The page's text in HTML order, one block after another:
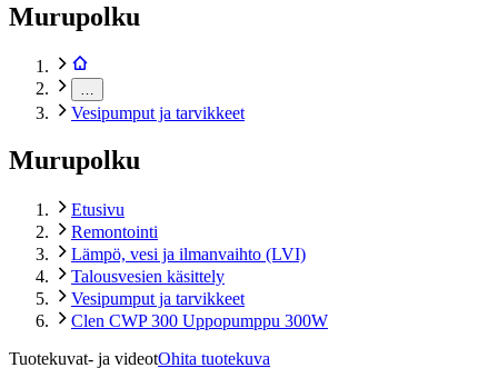
Murupolku
Vesipumput ja tarvikkeet
Murupolku
Etusivu
Remontointi
Lämpö, vesi ja ilmanvaihto (LVI)
Talousvesien käsittely
Vesipumput ja tarvikkeet
Clen CWP 300 Uppopumppu 300W
Tuotekuvat- ja videotOhita tuotekuva